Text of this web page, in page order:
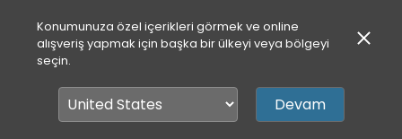
Konumunuza özel içerikleri görmek ve online
alışveriş yapmak için başka bir ülkeyi veya bölgeyi
seçin.
Devam